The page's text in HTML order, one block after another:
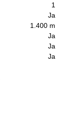
1
Ja
1.400 m
Ja
Ja
Ja